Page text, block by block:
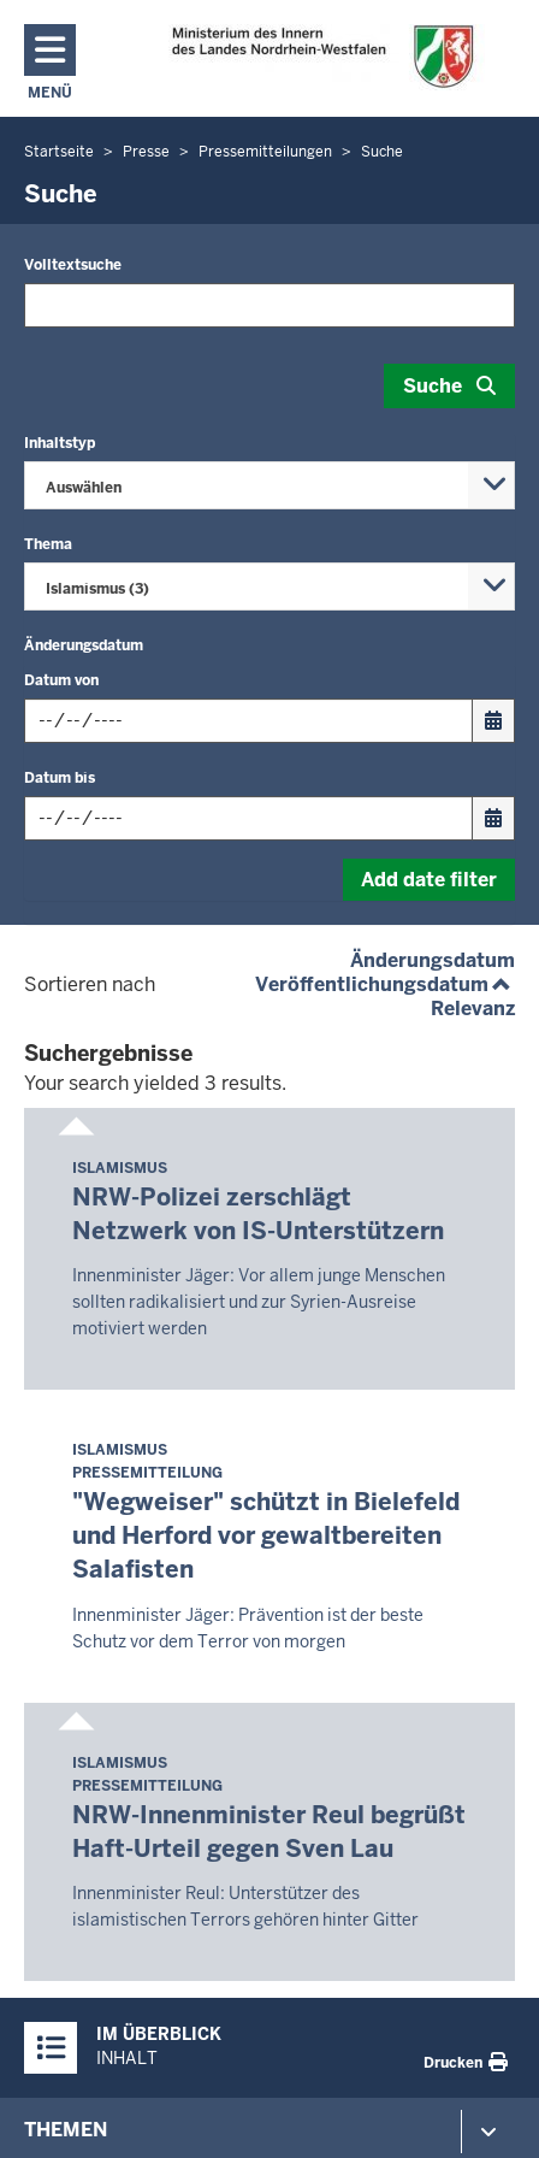
Direkt zum Inhalt
MENÜ
NAVIGATION AKTIVIEREN/DEAKTIVIEREN: MAIN MENU
Sie
befinden
Startseite Presse Pressemitteilungen Suche
Suche
Volltextsuche
Suche
Inhaltstyp
Auswählen
Thema
Islamismus (3)
Änderungsdatum
Datum von
date
format:
Datum bis
dd.mm.yyyy
Add date filter
Sortieren nach
Änderungsdatum
Veröffentlichungsdatum
Relevanz
Suchergebnisse
Your search yielded 3 results.
Your
yielded
results.
Samstag,
8.
August
2026
-
17:08
ISLAMISMUS
PRESSEMITTEILUNG
NRW-Polizei zerschlägt
Netzwerk von IS-Unterstützern
Innenminister Jäger: Vor allem junge Menschen
sollten radikalisiert und zur Syrien-Ausreise
motiviert werden
Samstag,
8.
August
2026
-
17:18
ISLAMISMUS
PRESSEMITTEILUNG
"Wegweiser" schützt in Bielefeld
und Herford vor gewaltbereiten
Salafisten
Innenminister Jäger: Prävention ist der beste
Schutz vor dem Terror von morgen
Samstag,
8.
August
2026
-
17:18
ISLAMISMUS
PRESSEMITTEILUNG
NRW-Innenminister Reul begrüßt
Haft-Urteil gegen Sven Lau
Innenminister Reul: Unterstützer des
islamistischen Terrors gehören hinter Gitter
Inhalte
IM ÜBERBLICK
INHALT
Drucken
menu
THEMEN